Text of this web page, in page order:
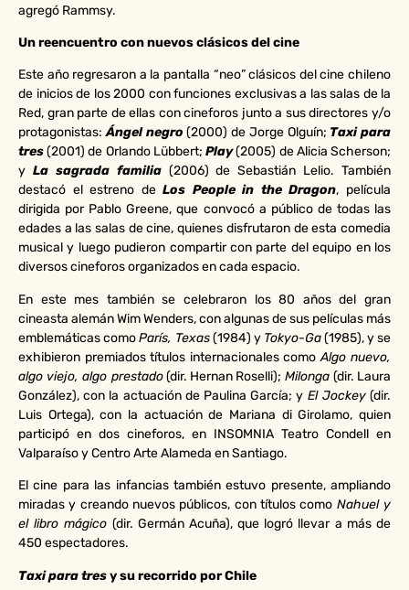
agregó Rammsy.
Un reencuentro con nuevos clásicos del cine
Este año regresaron a la pantalla “neo” clásicos del cine chileno
de inicios de los 2000 con funciones exclusivas a las salas de la
Red, gran parte de ellas con cineforos junto a sus directores y/o
protagonistas:Ángel negro(2000) de Jorge Olguín; Taxi para
tres(2001) de Orlando Lübbert;Play(2005) de Alicia Scherson;
y La sagrada familia (2006) de Sebastián Lelio. También
destacó el estreno deLos People in the Dragon, película
dirigida por Pablo Greene, que convocó a público de todas las
edades a las salas de cine, quienes disfrutaron de esta comedia
musical y luego pudieron compartir con parte del equipo en los
diversos cineforos organizados en cada espacio.
En este mes también se celebraron los 80 años del gran
cineasta alemán Wim Wenders, con algunas de sus películas más
emblemáticas comoParís, Texas(1984) y Tokyo-Ga(1985), y se
exhibieron premiados títulos internacionales comoAlgo nuevo,
algo viejo, algo prestado(dir. Hernan Roselli); Milonga (dir. Laura
González), con la actuación de Paulina García; y El Jockey(dir.
Luis Ortega), con la actuación de Mariana di Girolamo, quien
participó en dos cineforos, en INSOMNIA Teatro Condell en
Valparaíso y Centro Arte Alameda en Santiago.
El cine para las infancias también estuvo presente, ampliando
miradas y creando nuevos públicos, con títulos como Nahuel y
el libro mágico (dir. Germán Acuña), que logró llevar a más de
450 espectadores.
Taxi para tresy su recorrido por Chile